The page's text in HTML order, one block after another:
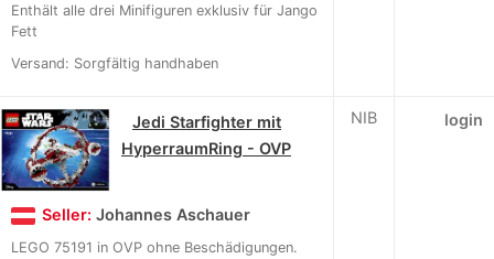
Enthält alle drei Minifiguren exklusiv für Jango
Fett
Versand: Sorgfältig handhaben
Jedi Starfighter mit
HyperraumRing - OVP
Seller: Johannes Aschauer
LEGO 75191 in OVP ohne Beschädigungen.
NIB login